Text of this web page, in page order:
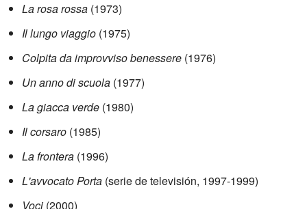
La rosa rossa (1973)
Il lungo viaggio (1975)
Colpita da improvviso benessere (1976)
Un anno di scuola (1977)
La giacca verde (1980)
Il corsaro (1985)
La frontera (1996)
L'avvocato Porta (serie de televisión, 1997-1999)
Voci (2000)